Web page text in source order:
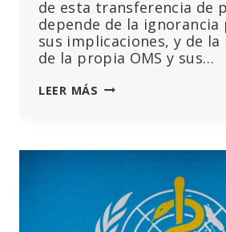
de esta transferencia de
depende de la ignorancia
sus implicaciones, y de la
de la propia OMS y sus…
LEER MÁS LA
NUEVA
SALUD
PÚBLICA